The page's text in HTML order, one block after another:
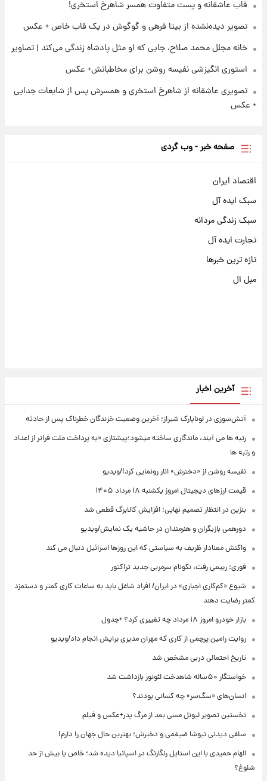
قاب عاشقانه و پست متفاوت همسر شاهرخ استخری!
تصویر دیده‌نشده از بیتا فرهی و گوگوش در یک قاب خاص + عکس
خانه مجلل محمد صلاح، جایی که او مثل پادشاه زندگی می‌کند | تصاویر
استوری انگیزشی نفیسه روشن برای مخاطبانش+ عکس
تصویری عاشقانه از شاهرخ استخری و همسرش پس از شایعات جدایی
+ عکس
صفحه خبر - وب گردی
اقتصاد ایران
سبک ایده آل
سبک زندگی مردانه
تجارت ایده آل
تازه ترین خبرها
مبل ال
آخرین اخبار
آتش‌سوزی در لوناپارک شیراز؛ آخرین وضعیت خزندگان خطرناک پس از حادثه
رتبه ها می آیند، ماندگاری ساخته میشود؛پیشتازی «به پرداخت ملت فراتر از اعداد
و رتبه ها
نفیسه روشن از «دخترش» انار رونمایی کرد!/ویدیو
قیمت ارزهای دیجیتال امروز یکشنبه ۱۸ مرداد ۱۴۰۵
بنزین در انتظار تصمیم نهایی؛ افزایش کالابرگ قطعی شد
دورهمی بازیگران و هنرمندان در حاشیه یک نمایش/ویدیو
واکنش معنادار ظریف به سیاستی که این روزها اسرائیل دنبال می کند
فوری: ربیعی رفت، نکونام سرمربی جدید تراکتور
شیوع «کم‌کاری اجباری» در ایران/ افراد شاغل باید به ساعات کاری کمتر و دستمزد
کمتر رضایت دهند
بازار خودرو امروز ۱۸ مرداد چه تغییری کرد؟ +جدول
روایت رامین پرچمی از کاری که مهران مدیری برایش انجام داد/ویدیو
تاریخ احتمالی دربی مشخص شد
خواستگار ۵۰ساله شاهدخت لئونور بازداشت شد
انسان‌های «سگ‌سر» چه کسانی بودند؟
نخستین تصویر لیونل مسی بعد از مرگ پدر+عکس و فیلم
سلفی دیدنی نیوشا ضیغمی و دخترش؛ بهترین حال جهان را دارم!
الهام حمیدی با این استایل رنگارنگ در اسپانیا دیده شد؛ خاص یا بیش از حد
شلوغ؟